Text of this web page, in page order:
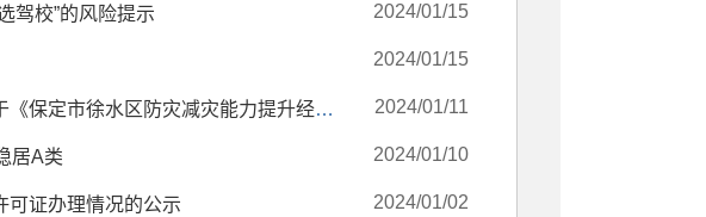
驾校”的风险提示 2024/01/15
2024/01/15
保定市徐水区城市管理综合行政执法局关于《保定市徐水区防灾减灾能力提升经二十八街、青庙营路段管网及配套设施建设项目》（初步设计评估）询价公告 2024/01/11
居A类 2024/01/10
可证办理情况的公示 2024/01/02